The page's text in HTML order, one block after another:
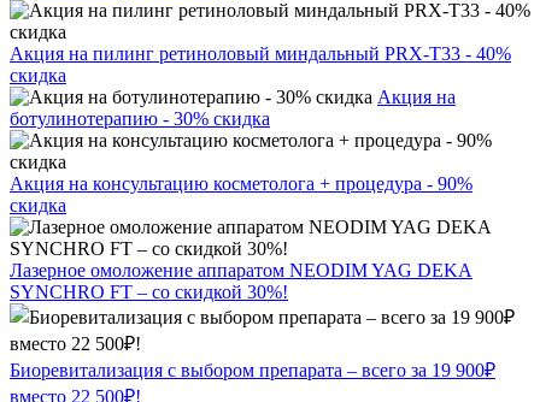
Акция на пилинг ретиноловый миндальный PRX-T33 - 40%
скидка
Акция на
ботулинотерапию - 30% скидка
Акция на консультацию косметолога + процедура - 90%
скидка
Лазерное омоложение аппаратом NEODIM YAG DEKA
SYNCHRO FT – со скидкой 30%!
Биоревитализация с выбором препарата – всего за 19 900₽
вместо 22 500₽!